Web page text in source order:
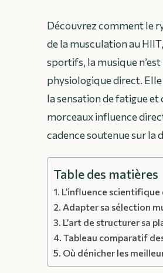
Découvrez comment le
de la musculation au
sportifs, la musique
physiologique direct.
la sensation de fatigue
morceaux influence
cadence soutenue sur la
Table des matières
L’influence
Adapter sa sélection
L’art de structurer sa
Tableau comparatif
Où dénicher les